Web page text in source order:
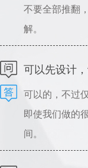
不要全部推翻
解。
可以先设计
可以的，不过
即使我们做的
间。